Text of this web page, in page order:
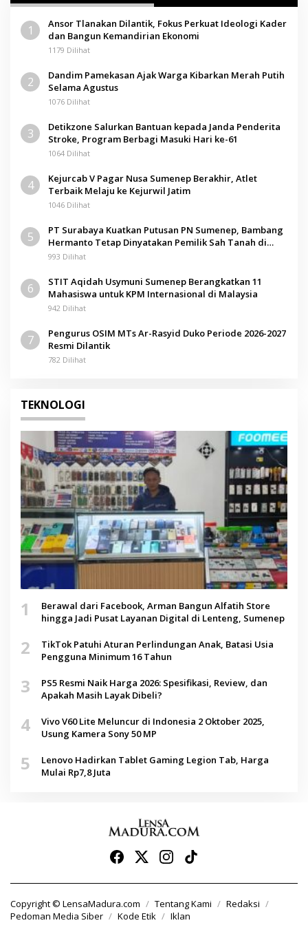
A
U
R 1
Ansor Tlanakan Dilantik, Fokus Perkuat Ideologi Kader
dan Bangun Kemandirian Ekonomi
1179 Dilihat
2
Dandim Pamekasan Ajak Warga Kibarkan Merah Putih
Selama Agustus
1076 Dilihat
3
Detikzone Salurkan Bantuan kepada Janda Penderita
Stroke, Program Berbagi Masuki Hari ke-61
1064 Dilihat
4
Kejurcab V Pagar Nusa Sumenep Berakhir, Atlet
Terbaik Melaju ke Kejurwil Jatim
1046 Dilihat
5
PT Surabaya Kuatkan Putusan PN Sumenep, Bambang
Hermanto Tetap Dinyatakan Pemilik Sah Tanah di
Pamolokan
993 Dilihat
6
STIT Aqidah Usymuni Sumenep Berangkatkan 11
Mahasiswa untuk KPM Internasional di Malaysia
942 Dilihat
7
Pengurus OSIM MTs Ar-Rasyid Duko Periode 2026-2027
Resmi Dilantik
782 Dilihat
TEKNOLOGI
1
Berawal dari Facebook, Arman Bangun Alfatih Store
hingga Jadi Pusat Layanan Digital di Lenteng, Sumenep
2
TikTok Patuhi Aturan Perlindungan Anak, Batasi Usia
Pengguna Minimum 16 Tahun
3
PS5 Resmi Naik Harga 2026: Spesifikasi, Review, dan
Apakah Masih Layak Dibeli?
4
Vivo V60 Lite Meluncur di Indonesia 2 Oktober 2025,
Usung Kamera Sony 50 MP
5
Lenovo Hadirkan Tablet Gaming Legion Tab, Harga
Mulai Rp7,8 Juta
Copyright © LensaMadura.com Tentang Kami
Redaksi
Pedoman Media Siber
Kode Etik Iklan